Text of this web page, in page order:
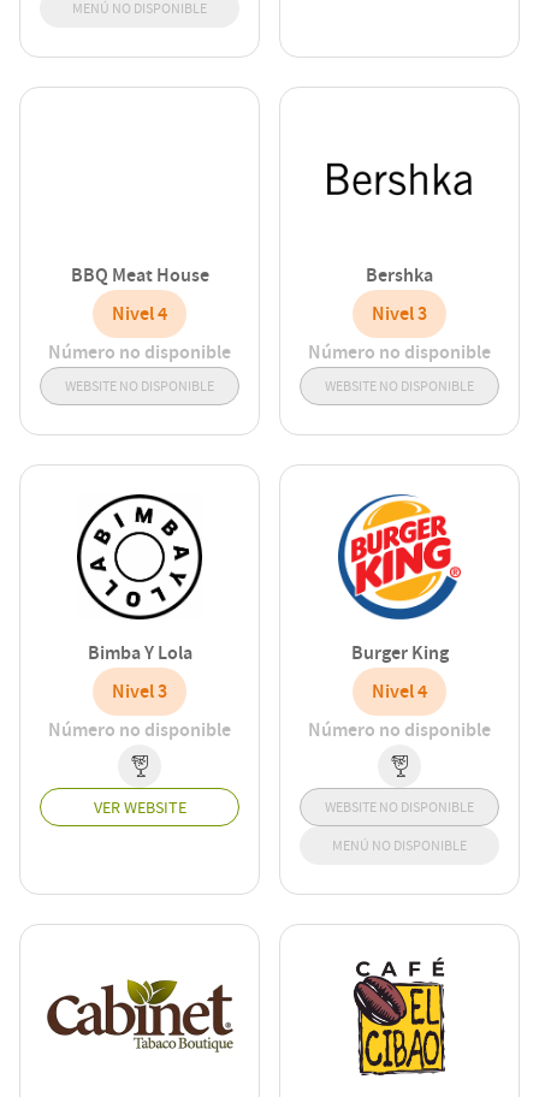
MENÚ NO DISPONIBLE
BBQ Meat House
Nivel 4
Número no disponible
WEBSITE NO DISPONIBLE
Bershka
Nivel 3
Número no disponible
WEBSITE NO DISPONIBLE
Bimba Y Lola
Nivel 3
Número no disponible
VER WEBSITE
Burger King
Nivel 4
Número no disponible
WEBSITE NO DISPONIBLE
MENÚ NO DISPONIBLE